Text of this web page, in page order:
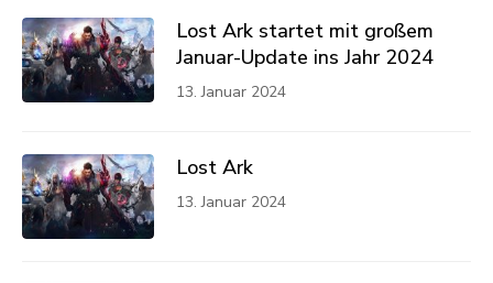
Lost Ark startet mit großem
Januar-Update ins Jahr 2024
13. Januar 2024
Lost Ark
13. Januar 2024